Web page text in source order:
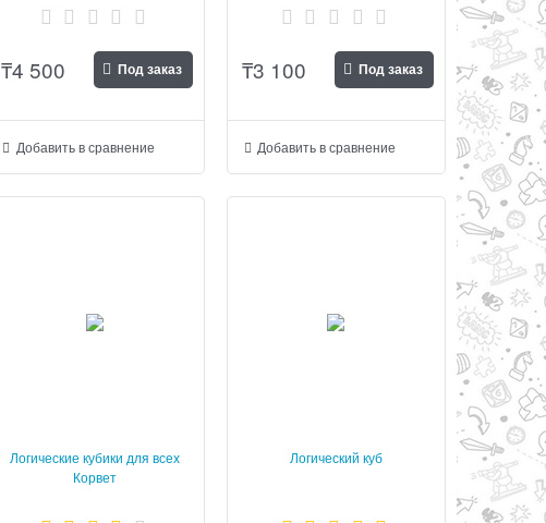
₸4 500 Под заказ
Добавить в сравнение
₸3 100 Под заказ
Добавить в сравнение
Логические кубики для всех
Корвет
Логический куб